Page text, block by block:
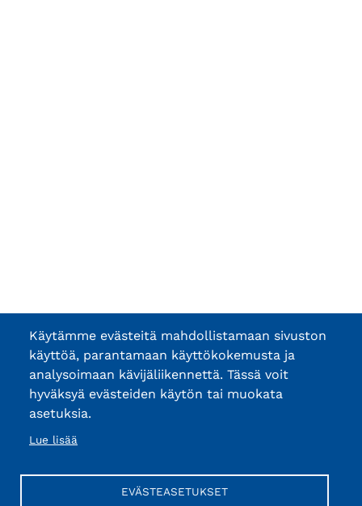
Käytämme evästeitä mahdollistamaan sivuston
käyttöä, parantamaan käyttökokemusta ja
analysoimaan kävijäliikennettä. Tässä voit
hyväksyä evästeiden käytön tai muokata
asetuksia.
Lue lisää
EVÄSTEASETUKSET